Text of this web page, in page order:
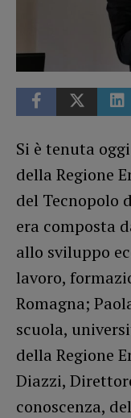
Si è tenuta
della Regione
del Tecnopolo
era composta
allo sviluppo
lavoro,
Romagna;
scuola,
della Regione
Diazzi,
conoscenza,